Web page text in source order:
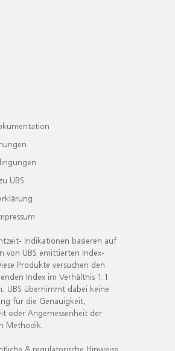
UBS
Indikationen basieren auf
von UBS emittierten Index-
Produkte versuchen den
Index im Verhältnis 1:1
UBS übernimmt dabei keine
für die Genauigkeit,
oder Angemessenheit der
Methodik.